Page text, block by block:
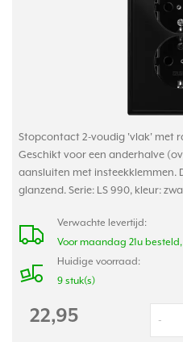
Stopcontact 2-voudig 'vlak' met
Geschikt voor een anderhalve
aansluiten met insteekklemmen.
glanzend. Serie: LS 990, kleur:
Verwachte levertijd:
Voor maandag 21u
Huidige voorraad:
9 stuk(s)
22,95 -